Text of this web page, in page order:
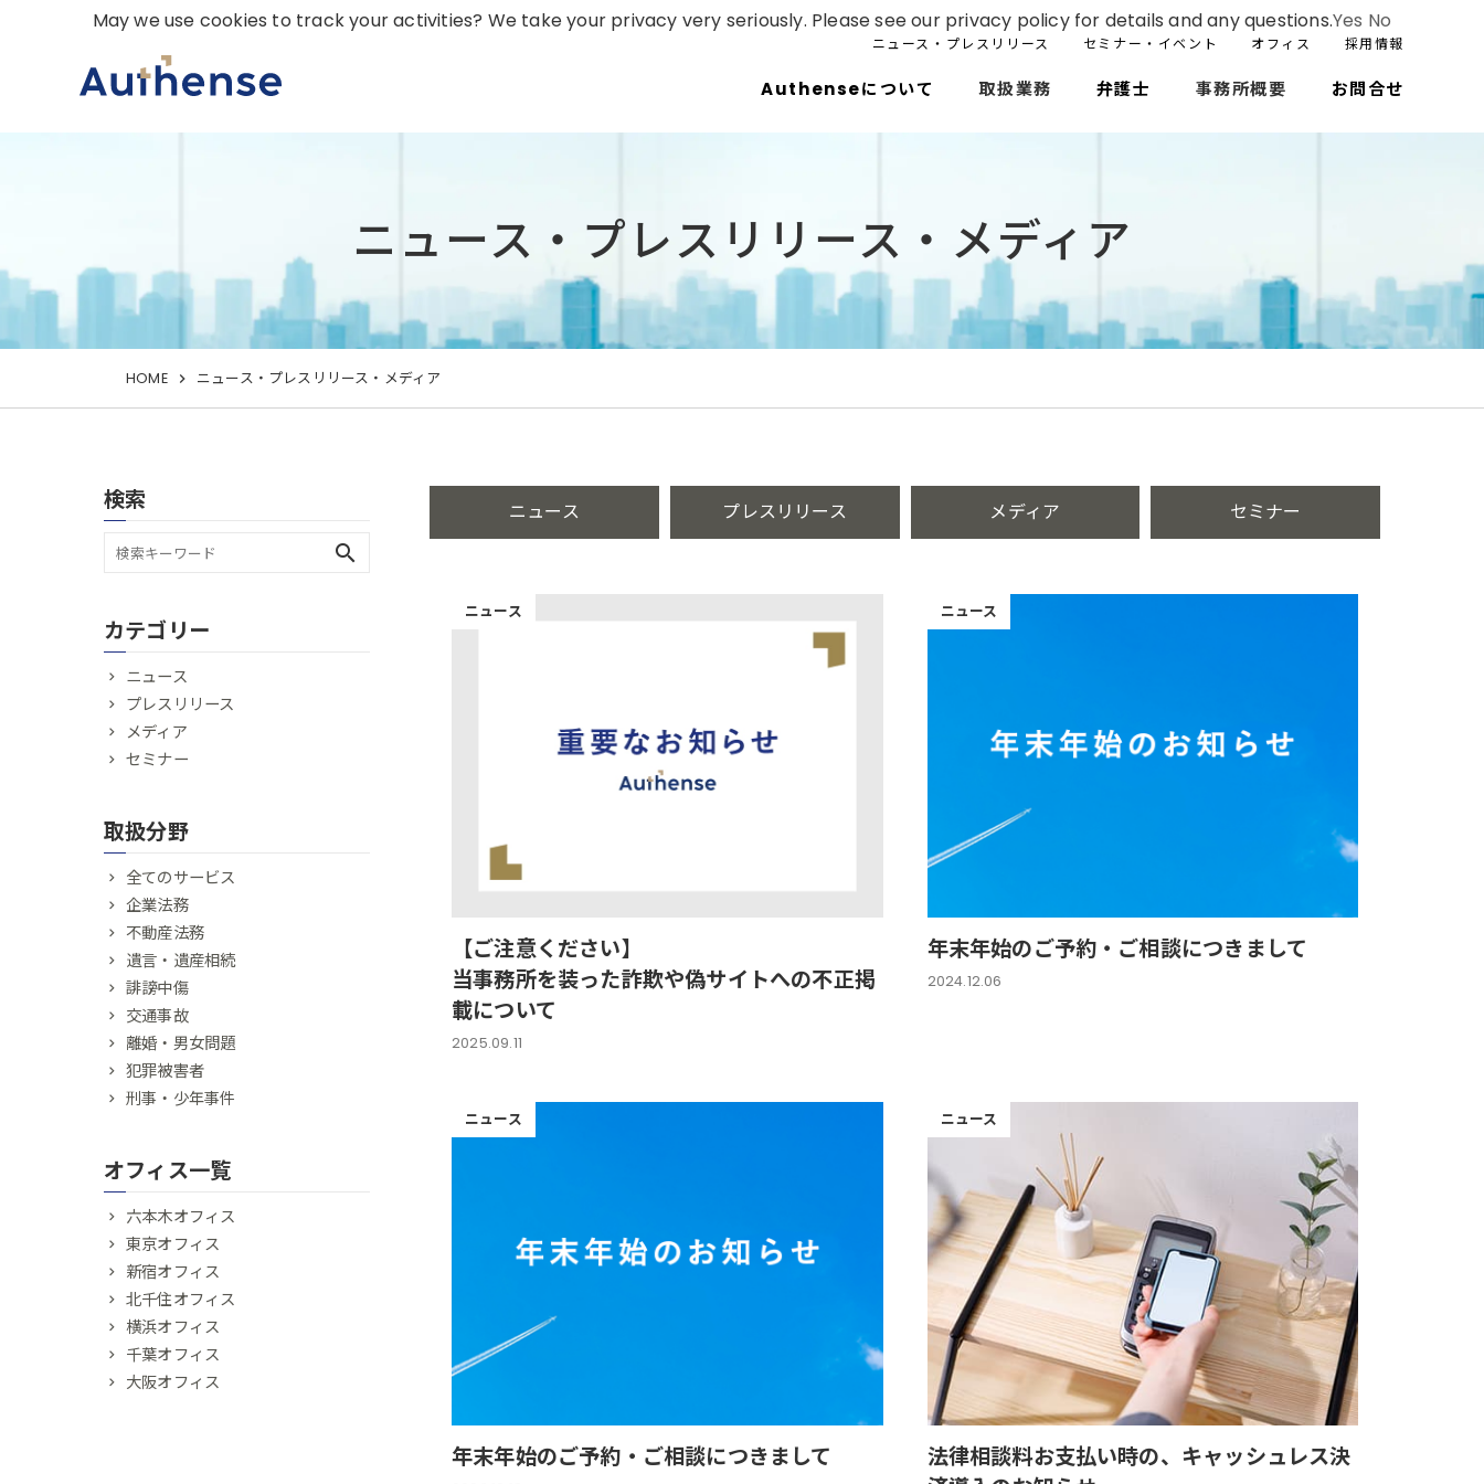
ニュース・プレスリリース セミナー・イベント オフィス 採用情報
Authenseについて 取扱業務 弁護士 事務所概要 お問合せ
ニュース・プレスリリース・メディア
HOME ニュース・プレスリリース・メディア
ニュース プレスリリース メディア セミナー
ニュース
【ご注意ください】
当事務所を装った詐欺や偽サイトへの不正掲
載について
2025.09.11
ニュース
年末年始のご予約・ご相談につきまして
2024.12.06
ニュース
年末年始のご予約・ご相談につきまして
ニュース
法律相談料お支払い時の、キャッシュレス決
検索
search
カテゴリー
ニュース
プレスリリース
メディア
セミナー
取扱分野
全てのサービス
企業法務
不動産法務
遺言・遺産相続
誹謗中傷
交通事故
離婚・男女問題
犯罪被害者
刑事・少年事件
オフィス一覧
六本木オフィス
東京オフィス
新宿オフィス
北千住オフィス
横浜オフィス
千葉オフィス
大阪オフィス
May we use cookies to track your activities? We take your privacy very seriously. Please see our privacy policy for details and any questions.Yes No